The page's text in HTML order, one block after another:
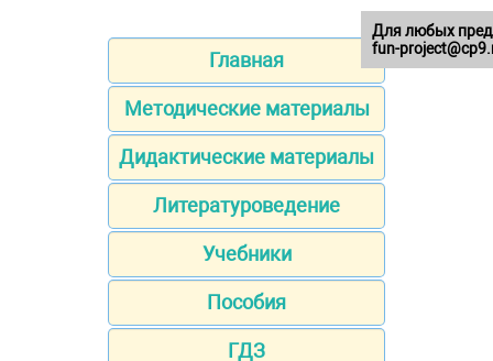
Главная
Методические материалы
Дидактические материалы
Литературоведение
Учебники
Пособия
ГДЗ
Для любых
fun-